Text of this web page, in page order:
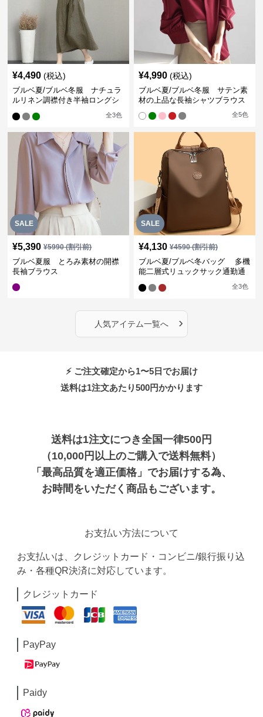
¥4,490 (税込)
ブルベ夏/ブルベ冬服 ナチュラ
ルリネン調襟付き半袖ロングシ
全3色
¥4,990 (税込)
ブルベ夏/ブルベ冬服 サテン素
材の上品な長袖シャツブラウス
全5色
SALE
¥5,390 ¥5990(割引前)
ブルベ夏服 とろみ素材の開襟
長袖ブラウス
SALE
¥4,130 ¥4590(割引前)
ブルベ夏/ブルベ冬バッグ 多機
能二層式リュックサック通勤通
全3色
人気アイテム一覧へ ›
⚡ ご注文確定から1〜5日でお届け
送料は1注文あたり500円かかります
送料は1注文につき全国一律500円
（10,000円以上のご購入で送料無料）
「最高品質を適正価格」でお届けする為、
お時間をいただく商品もございます。
お支払い方法について
お支払いは、クレジットカード・コンビニ/銀行振り込
み・各種QR決済に対応しています。
クレジットカード
PayPay
Paidy